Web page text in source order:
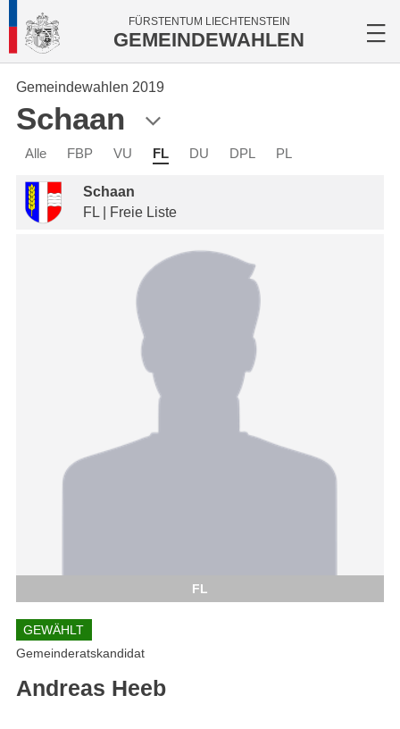
FÜRSTENTUM LIECHTENSTEIN
GEMEINDEWAHLEN
Gemeindewahlen 2019
Schaan
Alle FBP VU FL DU DPL PL
Schaan
FL | Freie Liste
FL
GEWÄHLT
Gemeinderatskandidat
Andreas Heeb